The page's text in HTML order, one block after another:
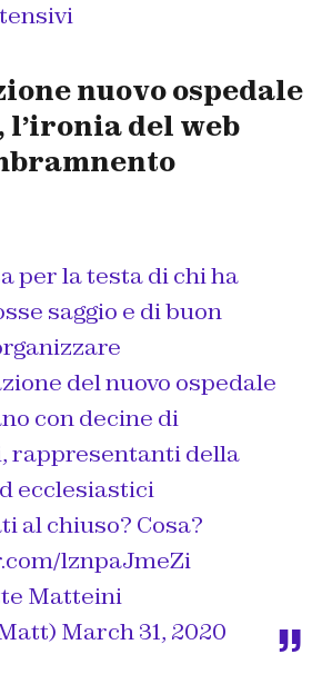
nuovo ospedale
del web
per la testa di chi ha
saggio e di buon
del nuovo ospedale
con decine di
rappresentanti della
ecclesiastici
al chiuso? Cosa?
lznpaJmeZi
Matteini
March 31, 2020